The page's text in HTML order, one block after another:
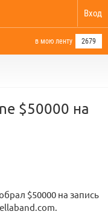
Вход
в мою ленту 2679
$50000 на
$50000 на запись